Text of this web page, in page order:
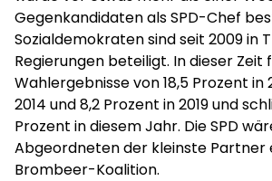
Gegenkandidaten als SPD-Chef
Sozialdemokraten sind seit 2009 in
Regierungen beteiligt. In dieser Zeit
Wahlergebnisse von 18,5 Prozent in
2014 und 8,2 Prozent in 2019 und
Prozent in diesem Jahr. Die SPD
Abgeordneten der kleinste Partner
Brombeer-Koalition.